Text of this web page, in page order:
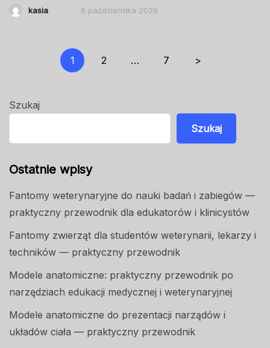
kasia 6 października 2025
Stronicowanie
1 2 … 7 >
Szukaj
Szukaj
Ostatnie wpisy
Fantomy weterynaryjne do nauki badań i zabiegów —
praktyczny przewodnik dla edukatorów i klinicystów
Fantomy zwierząt dla studentów weterynarii, lekarzy i
techników — praktyczny przewodnik
Modele anatomiczne: praktyczny przewodnik po
narzędziach edukacji medycznej i weterynaryjnej
Modele anatomiczne do prezentacji narządów i
układów ciała — praktyczny przewodnik